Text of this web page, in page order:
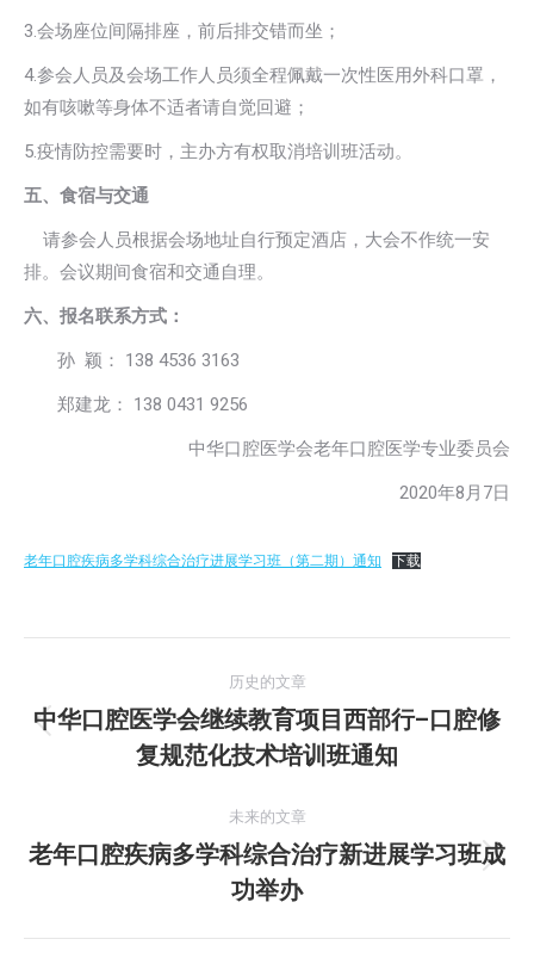
3.会场座位间隔排座，前后排交错而坐；
4.参会人员及会场工作人员须全程佩戴一次性医用外科口罩，
如有咳嗽等身体不适者请自觉回避；
5.疫情防控需要时，主办方有权取消培训班活动。
五、食宿与交通
请参会人员根据会场地址自行预定酒店，大会不作统一安
排。会议期间食宿和交通自理。
六、报名联系方式：
孙 颖： 138 4536 3163
郑建龙： 138 0431 9256
中华口腔医学会老年口腔医学专业委员会
2020年8月7日
老年口腔疾病多学科综合治疗进展学习班（第二期）通知 下载
章
历史的文章
历
史
文
章：
中华口腔医学会继续教育项目西部行–口腔修
复规范化技术培训班通知
未来的文章
未
来
的
老年口腔疾病多学科综合治疗新进展学习班成
功举办